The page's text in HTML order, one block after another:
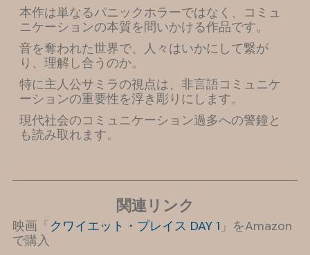
本作は単なるパニックホラーではなく、コミュ
ニケーションの本質を問いかける作品です。
音を奪われた世界で、人々はいかにして繋が
り、理解し合うのか。
特に主人公サミラの視点は、非言語コミュニケ
ーションの重要性を浮き彫りにします。
現代社会のコミュニケーション過多への警鐘と
も読み取れます。
関連リンク
映画「クワイエット・プレイス DAY 1 」をAmazon
で購入